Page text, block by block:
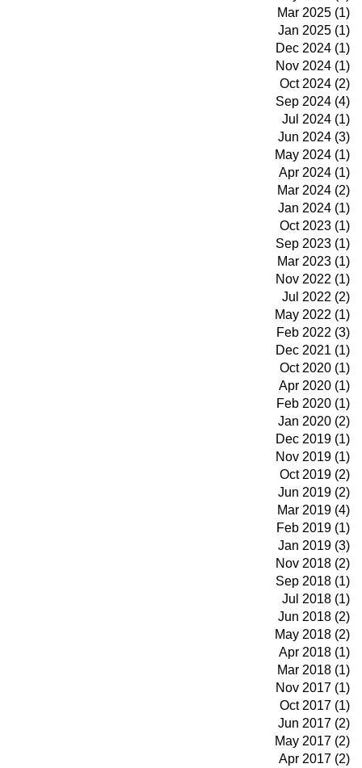
Mar 2025 (1)
Jan 2025 (1)
Dec 2024 (1)
Nov 2024 (1)
Oct 2024 (2)
Sep 2024 (4)
Jul 2024 (1)
Jun 2024 (3)
May 2024 (1)
Apr 2024 (1)
Mar 2024 (2)
Jan 2024 (1)
Oct 2023 (1)
Sep 2023 (1)
Mar 2023 (1)
Nov 2022 (1)
Jul 2022 (2)
May 2022 (1)
Feb 2022 (3)
Dec 2021 (1)
Oct 2020 (1)
Apr 2020 (1)
Feb 2020 (1)
Jan 2020 (2)
Dec 2019 (1)
Nov 2019 (1)
Oct 2019 (2)
Jun 2019 (2)
Mar 2019 (4)
Feb 2019 (1)
Jan 2019 (3)
Nov 2018 (2)
Sep 2018 (1)
Jul 2018 (1)
Jun 2018 (2)
May 2018 (2)
Apr 2018 (1)
Mar 2018 (1)
Nov 2017 (1)
Oct 2017 (1)
Jun 2017 (2)
May 2017 (2)
Apr 2017 (2)